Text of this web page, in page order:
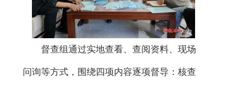
督查组通过实地查看、查阅资料、现场
问询等方式，围绕四项内容逐项督导：核查